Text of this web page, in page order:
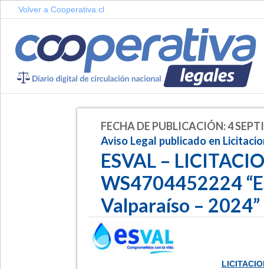
Volver a Cooperativa.cl
FECHA DE PUBLICACIÓN: 4
Aviso Legal publicado en
ESVAL –
WS4704452224
Valparaíso – 2024”